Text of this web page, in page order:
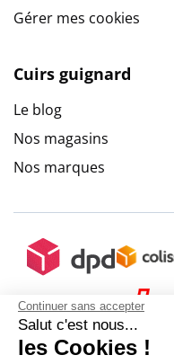
Continuer sans accepter
Salut c'est nous...
les Cookies !
Gérer mes cookies
Cuirs guignard
Le blog
Nos magasins
Nos marques